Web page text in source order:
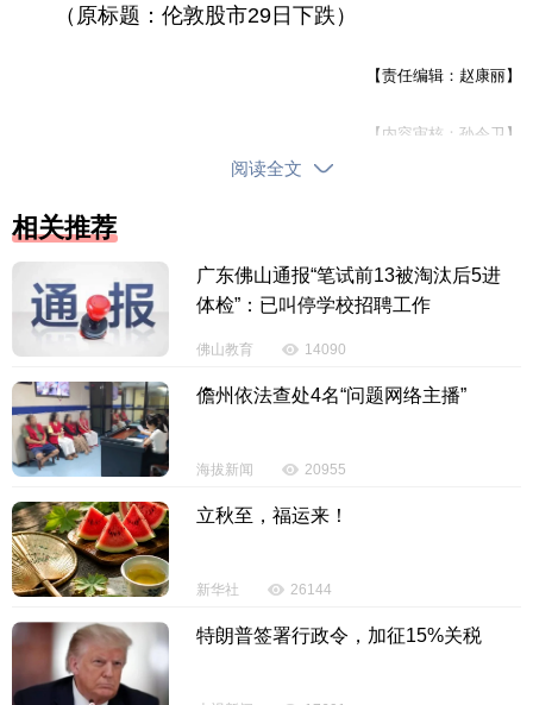
（原标题：伦敦股市29日下跌）
【责任编辑：赵康丽】
【内容审核：孙令卫】
阅读全文
相关推荐
广东佛山通报“笔试前13被淘汰后5进
体检”：已叫停学校招聘工作
佛山教育 14090
儋州依法查处4名“问题网络主播”
海拔新闻 20955
立秋至，福运来！
新华社 26144
特朗普签署行政令，加征15%关税